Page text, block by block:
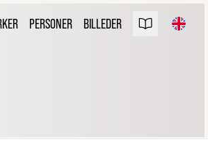
PERSONER BILLEDER